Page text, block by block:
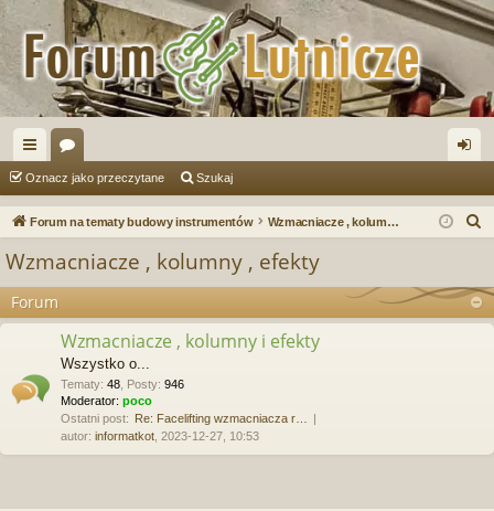
ię
ce
or
a og
ę
Oznacz jako przeczytane Szukaj
Forum na tematy budowy instrumentów Wzmacniacze , kolumny , efekty
k
a
Wzmacniacze , kolumny , efekty
Forum
Wzmacniacze , kolumny i efekty
Wszystko o...
Tematy: 48 Posty: 946
Moderator: poco
Ostatni post: Re: Facelifting wzmacniacza r…
autor: informatkot , 2023-12-27, 10:53